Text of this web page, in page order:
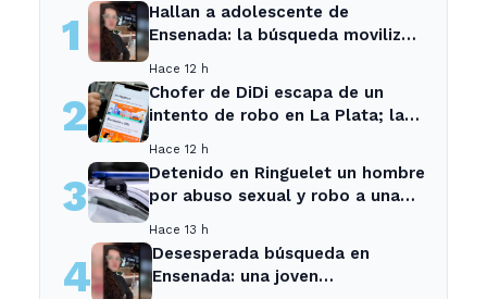
1
Hallan a adolescente de
Ensenada: la búsqueda movilizó
Hace 12 h
2
Chofer de DiDi escapa de un
intento de robo en La Plata; la
Hace 12 h
3
Detenido en Ringuelet un hombre
por abuso sexual y robo a una
Hace 13 h
4
Desesperada búsqueda en
Ensenada: una joven